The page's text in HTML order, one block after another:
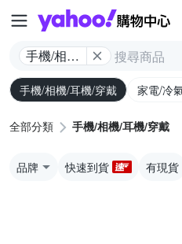
手機/相機/
耳機/穿戴
手機/相機/耳機/穿戴 家電/冷
全部分類 手機/相機/耳機/穿戴
品牌 快速到貨 有現貨